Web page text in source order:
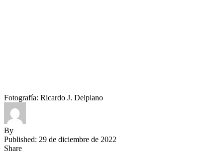
Fotografía: Ricardo J. Delpiano
By
Published: 29 de diciembre de 2022
Share